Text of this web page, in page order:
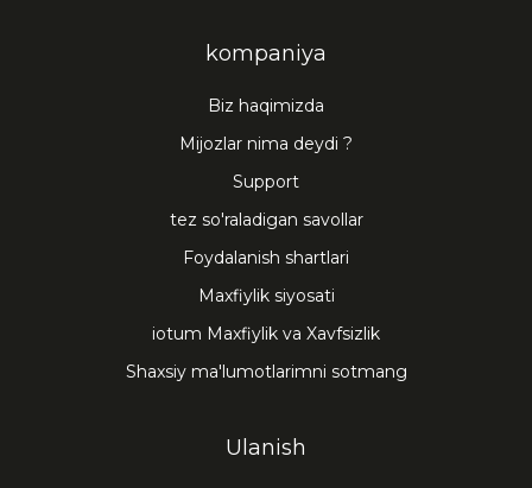
kompaniya
Biz haqimizda
Mijozlar nima deydi ?
Support
tez so'raladigan savollar
Foydalanish shartlari
Maxfiylik siyosati
iotum Maxfiylik va Xavfsizlik
Shaxsiy ma'lumotlarimni sotmang
Ulanish